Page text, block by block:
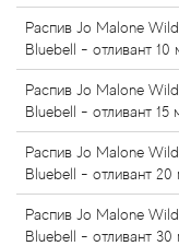
Распив Jo Malone Wild
Bluebell - отливант 10
Распив Jo Malone Wild
Bluebell - отливант 15
Распив Jo Malone Wild
Bluebell - отливант 20
Распив Jo Malone Wild
Bluebell - отливант 30